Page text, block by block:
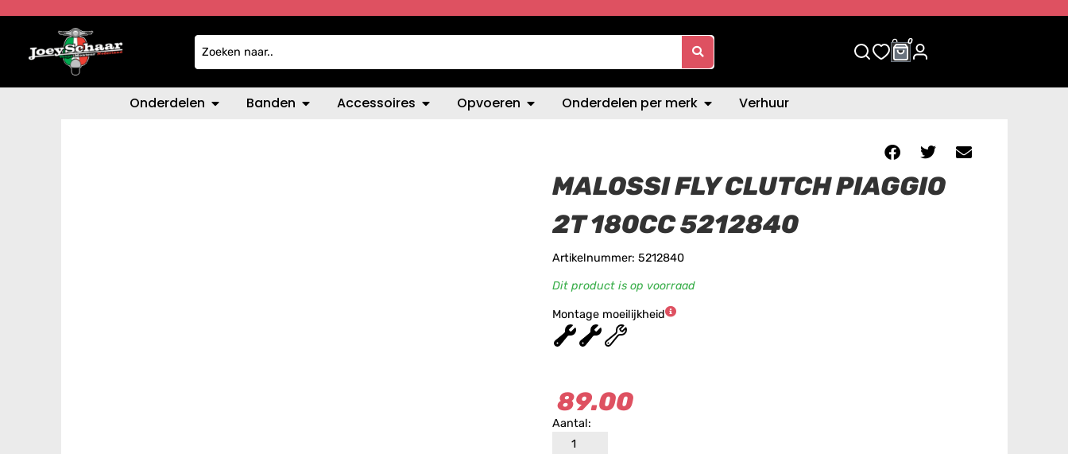
0 0
Onderdelen Banden Accessoires Opvoeren Onderdelen per merk Verhuur
MALOSSI FLY CLUTCH PIAGGIO
2T 180CC 5212840
Artikelnummer: 5212840
Dit product is op voorraad
Montage moeilijkheid
★★★
89.00